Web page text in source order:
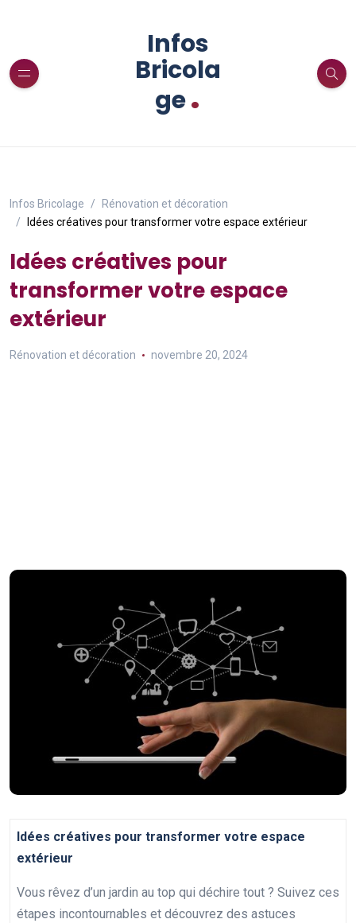
Infos
Bricola
ge.
Infos Bricolage
Rénovation et décoration
Idées créatives pour transformer votre espace extérieur
Idées créatives pour
transformer votre espace
extérieur
Rénovation et décoration novembre 20, 2024
Idées créatives pour transformer votre espace
extérieur
Vous rêvez d’un jardin au top qui déchire tout ? Suivez ces
étapes incontournables et découvrez des astuces